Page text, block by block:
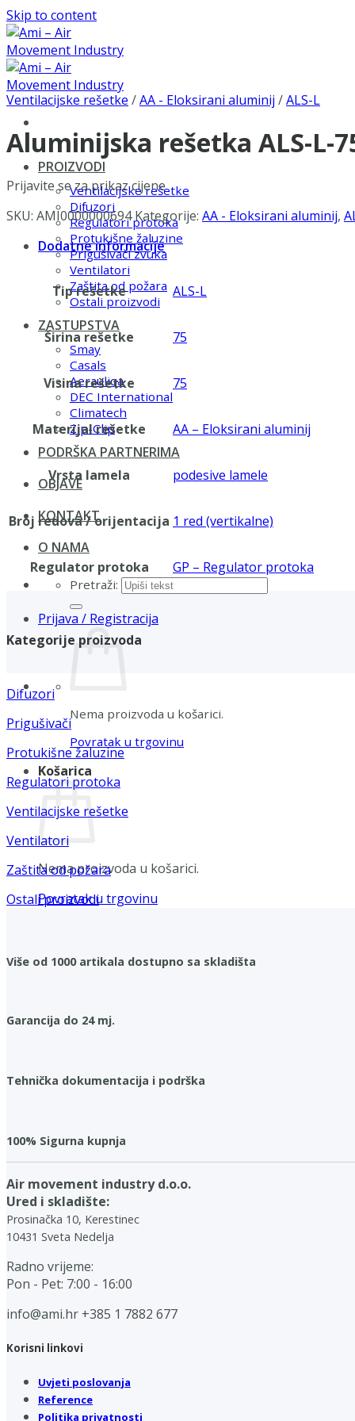
Skip to content
PROIZVODI
Ventilacijske rešetke
Difuzori
Regulatori protoka
Protukišne žaluzine
Prigušivači zvuka
Ventilatori
Zaštita od požara
Ostali proizvodi
ZASTUPSTVA
Smay
Casals
Aerauliqa
DEC International
Climatech
Zip-Clip
PODRŠKA PARTNERIMA
OBJAVE
KONTAKT
O NAMA
Pretraži:
Prijava / Registracija
Nema proizvoda u košarici.
Povratak u trgovinu
Košarica
Nema proizvoda u košarici.
Povratak u trgovinu
Ventilacijske rešetke /AA - Eloksirani aluminij /ALS-L
Aluminijska rešetka ALS-L-
Prijavite se za prikaz cijene
SKU: AMI0000000694 Kategorije: AA - Eloksirani aluminij,
Dodatne informacije
Tip rešetke ALS-L
Širina rešetke 75
Visina rešetke 75
Materijal rešetke AA – Eloksirani aluminij
Vrsta lamela podesive lamele
Broj redova / orijentacija 1 red (vertikalne)
Regulator protoka GP – Regulator protoka
Kategorije proizvoda
Difuzori
Prigušivači
Protukišne žaluzine
Regulatori protoka
Ventilacijske rešetke
Ventilatori
Zaštita od požara
Ostali proizvodi
Više od 1000 artikala dostupno sa skladišta
Garancija do 24 mj.
Tehnička dokumentacija i podrška
100% Sigurna kupnja
Air movement industry d.o.o.
Ured i skladište:
Prosinačka 10, Kerestinec
10431 Sveta Nedelja
Radno vrijeme:
Pon - Pet: 7:00 - 16:00
info@ami.hr +385 1 7882 677
Korisni linkovi
Uvjeti poslovanja
Reference
Politika privatnosti